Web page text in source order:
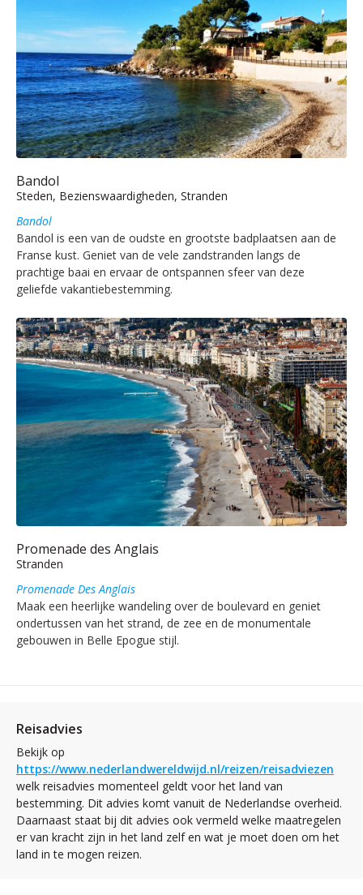
Bandol
Steden, Bezienswaardigheden, Stranden
Bandol
Bandol is een van de oudste en grootste badplaatsen aan de
Franse kust. Geniet van de vele zandstranden langs de
prachtige baai en ervaar de ontspannen sfeer van deze
geliefde vakantiebestemming.
Promenade des Anglais
Stranden
Promenade Des Anglais
Maak een heerlijke wandeling over de boulevard en geniet
ondertussen van het strand, de zee en de monumentale
gebouwen in Belle Epogue stijl.
Reisadvies
Bekijk op
https://www.nederlandwereldwijd.nl/reizen/reisadviezen
welk reisadvies momenteel geldt voor het land van
bestemming. Dit advies komt vanuit de Nederlandse overheid.
Daarnaast staat bij dit advies ook vermeld welke maatregelen
er van kracht zijn in het land zelf en wat je moet doen om het
land in te mogen reizen.